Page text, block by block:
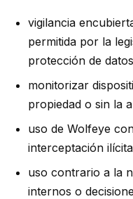
vigilancia
permitida por la
protección de
monitorizar
propiedad o sin la
uso de Wolfeye
interceptación
uso contrario a la
internos o